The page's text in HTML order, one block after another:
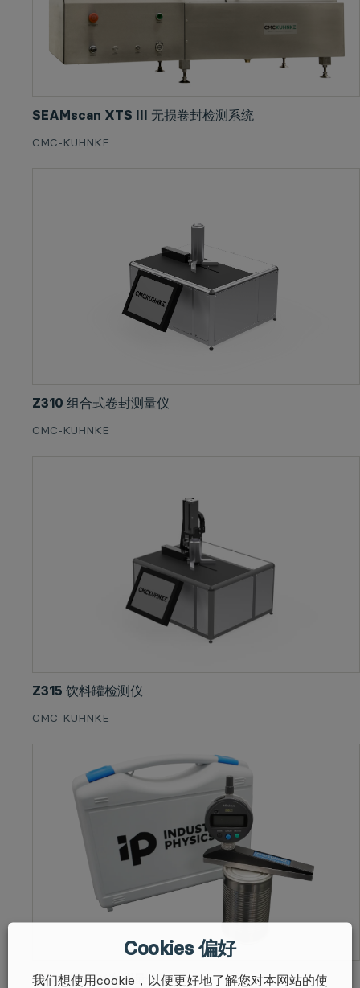
SEAMscan XTS III 无损卷封检测系统
CMC-KUHNKE
Z310 组合式卷封测量仪
CMC-KUHNKE
Z315 饮料罐检测仪
CMC-KUHNKE
Z542 埋头深度测量仪
Cookies 偏好
我们想使用cookie，以便更好地了解您对本网站的使